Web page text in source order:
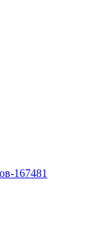
167481